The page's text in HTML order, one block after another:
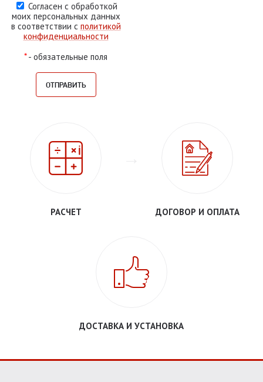
Согласен с обработкой
моих персональных данных
в соответствии с политикой
конфиденциальности
*- обязательные поля
РАСЧЕТ ДОГОВОР И ОПЛАТА
ДОСТАВКА И УСТАНОВКА